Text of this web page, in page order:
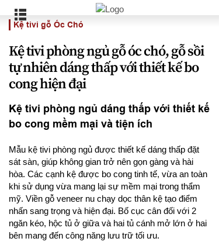
Kệ tivi gỗ Óc Chó
Kệ tivi phòng ngủ gỗ óc chó, gỗ sồi
tự nhiên dáng thấp với thiết kế bo
cong hiện đại
Kệ tivi phòng ngủ dáng thấp với thiết kế
bo cong mềm mại và tiện ích
Mẫu kệ tivi phòng ngủ được thiết kế dáng thấp đặt
sát sàn, giúp không gian trở nên gọn gàng và hài
hòa. Các cạnh kệ được bo cong tinh tế, vừa an toàn
khi sử dụng vừa mang lại sự mềm mại trong thẩm
mỹ. Viền gỗ veneer nu chạy dọc thân kệ tạo điểm
nhấn sang trọng và hiện đại. Bố cục cân đối với 2
ngăn kéo, hộc tủ ở giữa và hai tủ cánh mở lớn ở hai
bên mang đến công năng lưu trữ tối ưu.